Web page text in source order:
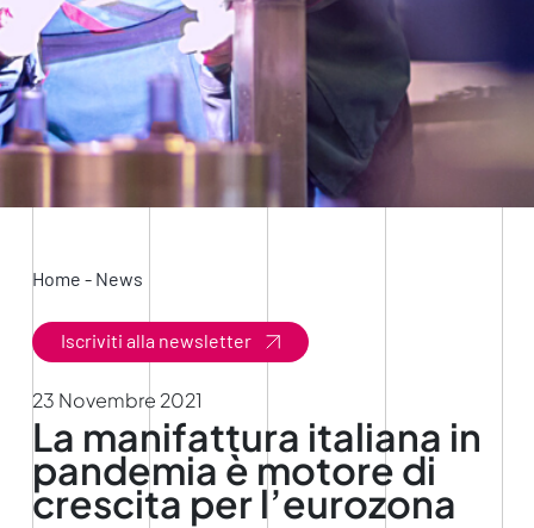
Home - News
Iscriviti alla newsletter
23 Novembre 2021
La manifattura italiana in
pandemia è motore di
crescita per l’eurozona